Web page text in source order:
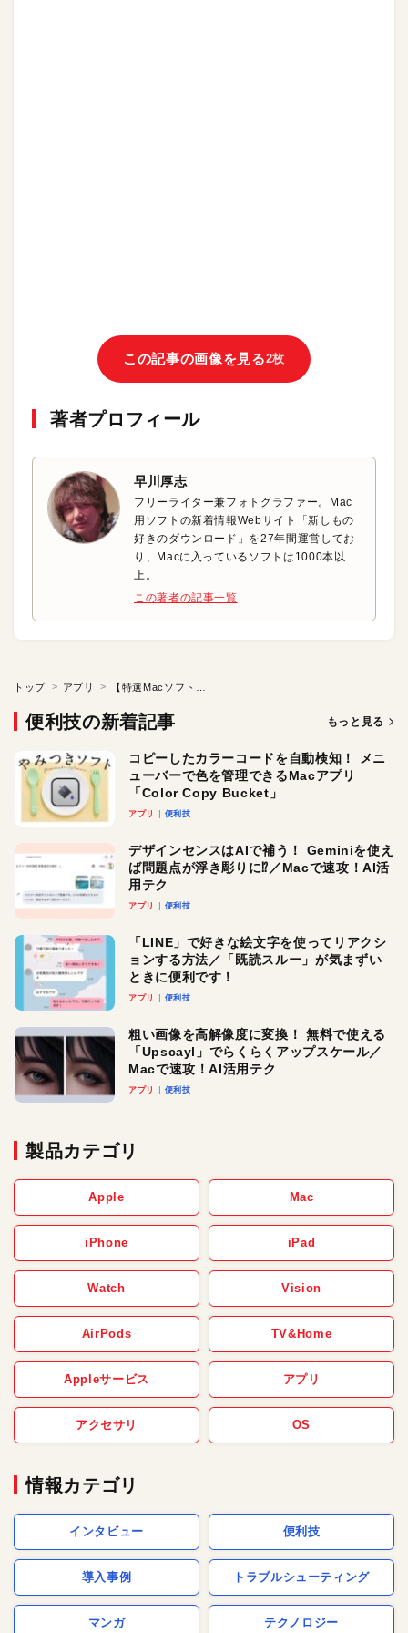
この記事の画像を見る2枚
著者プロフィール
早川厚志
フリーライター兼フォトグラファー。Mac
用ソフトの新着情報Webサイト「新しもの
好きのダウンロード」を27年間運営してお
り、Macに入っているソフトは1000本以
上。
この著者の記事一覧
トップ アプリ
便利技の新着記事 もっと見る
コピーしたカラーコードを自動検知！ メニ
ューバーで色を管理できるMacアプリ
「Color Copy Bucket」
アプリ 便利技
デザインセンスはAIで補う！ Geminiを使え
ば問題点が浮き彫りに⁉︎／Macで速攻！AI活
用テク
アプリ 便利技
「LINE」で好きな絵文字を使ってリアクシ
ョンする方法／「既読スルー」が気まずい
ときに便利です！
アプリ 便利技
粗い画像を高解像度に変換！ 無料で使える
「Upscayl」でらくらくアップスケール／
Macで速攻！AI活用テク
アプリ 便利技
製品カテゴリ
Apple Mac
iPhone iPad
Watch Vision
AirPods TV&Home
Appleサービス アプリ
アクセサリ OS
情報カテゴリ
インタビュー 便利技
導入事例 トラブルシューティング
マンガ テクノロジー